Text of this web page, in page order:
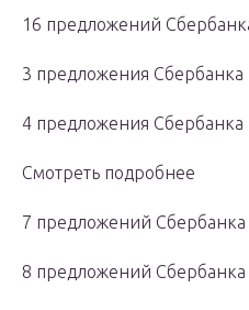
16 предложений
3 предложения Сбербанка
4 предложения Сбербанка
Смотреть подробнее
7 предложений Сбербанка
8 предложений Сбербанка